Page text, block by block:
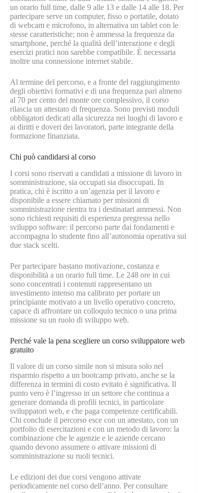
un orario full time, dalle 9 alle 13 e dalle 14 alle 18. Per
partecipare serve un computer, fisso o portatile, dotato
di webcam e microfono, in alternativa un tablet con le
stesse caratteristiche; non è ammessa la frequenza da
smartphone, perché la qualità dell’interazione e degli
esercizi pratici non sarebbe compatibile. È necessaria
inoltre una connessione internet stabile.
Al termine del percorso, e a fronte del raggiungimento
degli obiettivi formativi e di una frequenza pari almeno
al 70 per cento del monte ore complessivo, il corso
rilascia un attestato di frequenza. Sono previsti moduli
obbligatori dedicati alla sicurezza nei luoghi di lavoro e
ai diritti e doveri dei lavoratori, parte integrante della
formazione finanziata.
Chi può candidarsi al corso
I corsi sono riservati a candidati a missione di lavoro in
somministrazione, sia occupati sia disoccupati. In
pratica, chi è iscritto a un’agenzia per il lavoro e
disponibile a essere chiamato per missioni di
somministrazione rientra tra i destinatari ammessi. Non
sono richiesti requisiti di esperienza pregressa nello
sviluppo software: il percorso parte dai fondamenti e
accompagna lo studente fino all’autonomia operativa sui
due stack scelti.
Per partecipare bastano motivazione, costanza e
disponibilità a un orario full time. Le 248 ore in cui
sono concentrati i contenuti rappresentano un
investimento intenso ma calibrato per portare un
principiante motivato a un livello operativo concreto,
capace di affrontare un colloquio tecnico o una prima
missione su un ruolo di sviluppo web.
Perché vale la pena scegliere un corso sviluppatore web
gratuito
Il valore di un corso simile non si misura solo nel
risparmio rispetto a un bootcamp privato, anche se la
differenza in termini di costo evitato è significativa. Il
punto vero è l’ingresso in un settore che continua a
generare domanda di profili tecnici, in particolare
sviluppatori web, e che paga competenze certificabili.
Chi conclude il percorso esce con un attestato, con un
portfolio di esercitazioni e con un metodo di lavoro: la
combinazione che le agenzie e le aziende cercano
quando devono assumere o attivare missioni di
somministrazione su ruoli tecnici.
Le edizioni dei due corsi vengono attivate
periodicamente nel corso dell’anno. Per consultare